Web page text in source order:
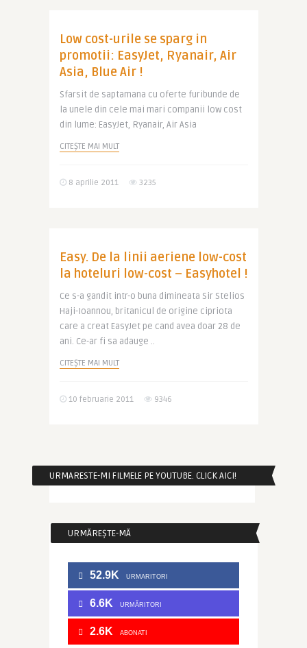
Low cost-urile se sparg in
promotii: EasyJet, Ryanair, Air
Asia, Blue Air !
Sfarsit de saptamana cu oferte furibunde de
la unele din cele mai mari companii low cost
din lume: EasyJet, Ryanair, Air Asia
CITEȘTE MAI MULT
8 aprilie 2011 3235
Easy. De la linii aeriene low-cost
la hoteluri low-cost – Easyhotel !
Ce s-a gandit intr-o buna dimineata Sir Stelios
Haji-Ioannou, britanicul de origine cipriota
care a creat EasyJet pe cand avea doar 28 de
ani. Ce-ar fi sa adauge ..
CITEȘTE MAI MULT
10 februarie 2011 9346
URMARESTE-MI FILMELE PE YOUTUBE. CLICK AICI!
URMĂREȘTE-MĂ
52.9K URMARITORI
6.6K URMĂRITORI
2.6K ABONATI